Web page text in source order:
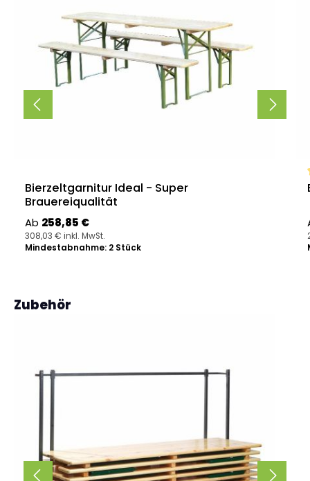
Bierzeltgarnitur Ideal - Super
Brauereiqualität
Regulärer Preis:
Ab 258,85 €
308,03 € inkl. MwSt.
Mindestabnahme: 2 Stück
Produktgalerie überspringen
Zubehör